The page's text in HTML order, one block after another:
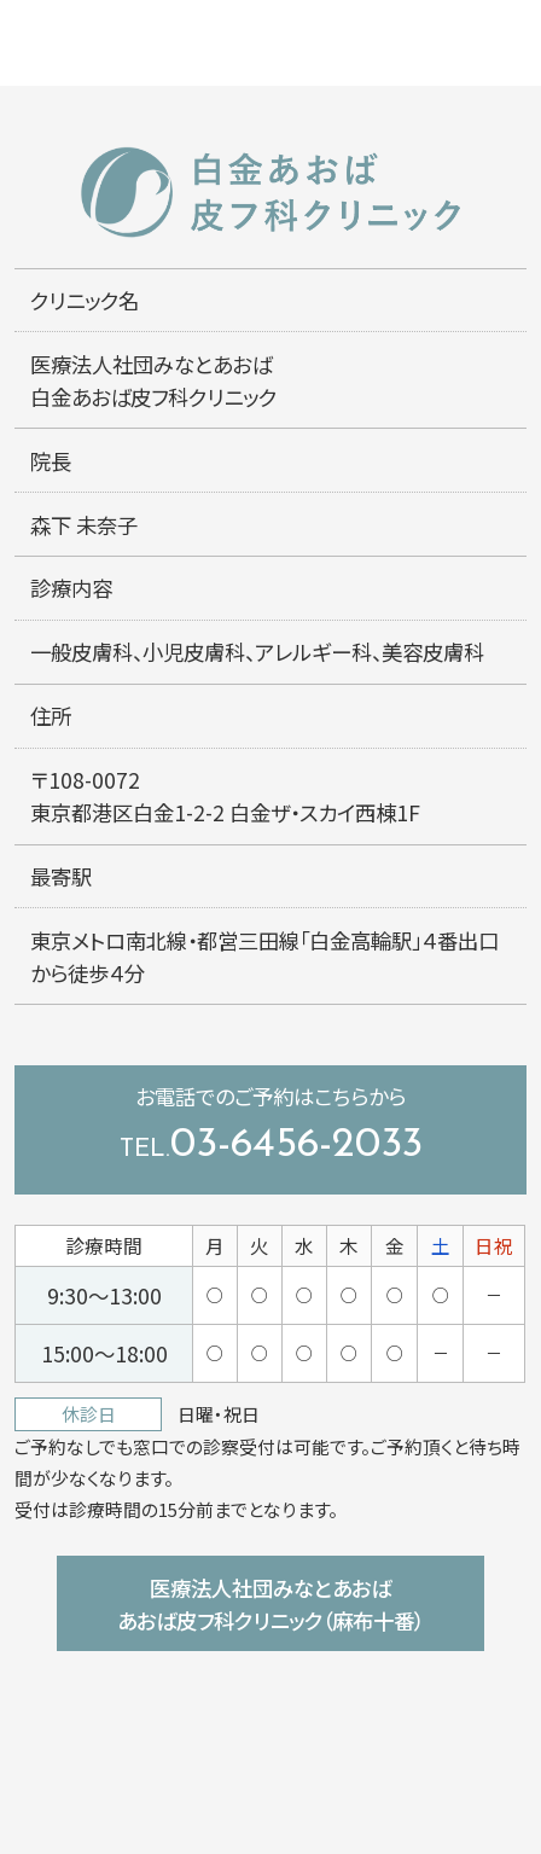
クリニック名
医療法人社団みなとあおば
白金あおば皮フ科クリニック
院長
森下 未奈子
診療内容
一般皮膚科、小児皮膚科、アレルギー科、美容皮膚科
住所
〒108-0072
東京都港区白金1-2-2 白金ザ・スカイ西棟1F
最寄駅
東京メトロ南北線・都営三田線「白金高輪駅」４番出口
から徒歩４分
お電話でのご予約はこちらから
03-6456-2033
休診日
日曜・祝日
ご予約なしでも窓口での診察受付は可能です。ご予約頂くと待ち時
間が少なくなります。
受付は診療時間の15分前までとなります。
診療時間 月 火 水 木 金 土 日祝
9:30～13:00 ○ ○ ○ ○ ○ ○ －
15:00～18:00 ○ ○ ○ ○ ○ － －
医療法人社団みなとあおば
あおば皮フ科クリニック（麻布十番）